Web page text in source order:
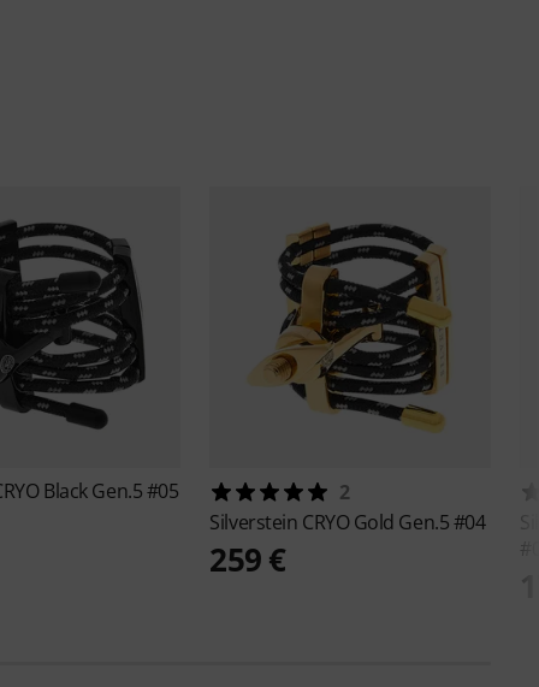
Black Gen.5 #05
2
Silverstein CRYO Gold Gen.5 #04
259 €